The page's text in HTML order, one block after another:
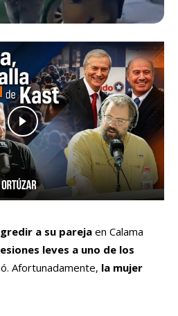
a su pareja en Calama
leves a uno de los
Afortunadamente, la mujer